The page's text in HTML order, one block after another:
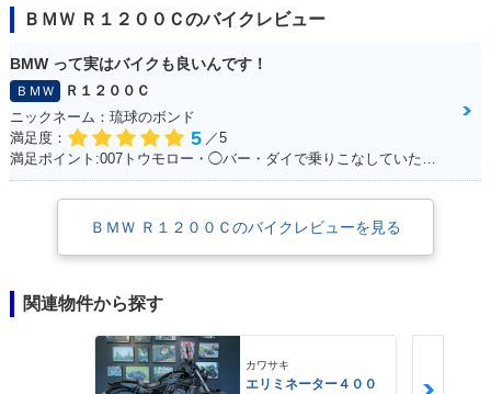
ＢＭＷ Ｒ１２００Ｃのバイクレビュー
BMW って実はバイクも良いんです！
ＢＭＷ
Ｒ１２００Ｃ
ニックネーム：琉球のボンド
満足度：
5 ／5
満足ポイント:007トウモロー・◯バー・ダイで乗りこなしていた。 当時からこのバイクに憧れて、やっと30になって購入☆ あの2回目のデートで彼女といったYokohama 大黒埠頭ではじゃじゃ馬な彼女と同じくらいお前もじゃじゃ馬だったよな。 今でも乗っているとよくハーレー乗りの方に声を掛けられます！ 一生大事にするからな！
ＢＭＷ Ｒ１２００Ｃのバイクレビューを見る
関連物件から探す
カワサキ
エリミネーター４００